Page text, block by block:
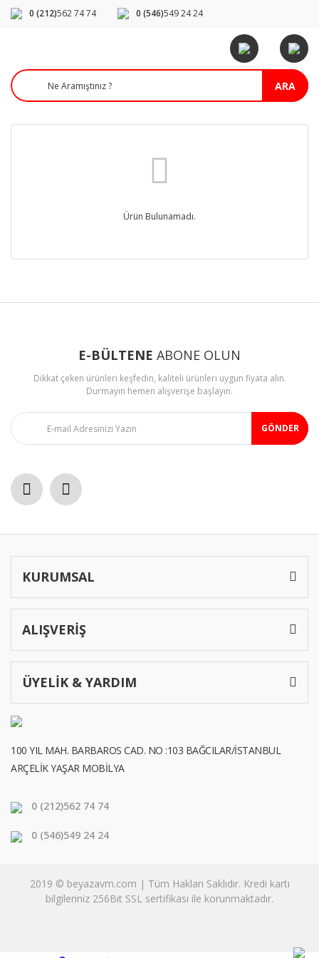
0 (212)562 74 74 0 (546)549 24 24
ARA
Ürün Bulunamadı.
E-BÜLTENE ABONE OLUN
Dikkat çeken ürünleri keşfedin, kaliteli ürünleri uygun fiyata alın.
Durmayın hemen alışverişe başlayın.
GÖNDER
KURUMSAL
ALIŞVERİŞ
ÜYELİK & YARDIM
100 YIL MAH. BARBAROS CAD. NO :103 BAĞCILAR/İSTANBUL
ARÇELİK YAŞAR MOBİLYA
0 (212)562 74 74
0 (546)549 24 24
2019 © beyazavm.com | Tüm Hakları Saklıdır. Kredi kartı
bilgileriniz 256Bit SSL sertifikası ile korunmaktadır.